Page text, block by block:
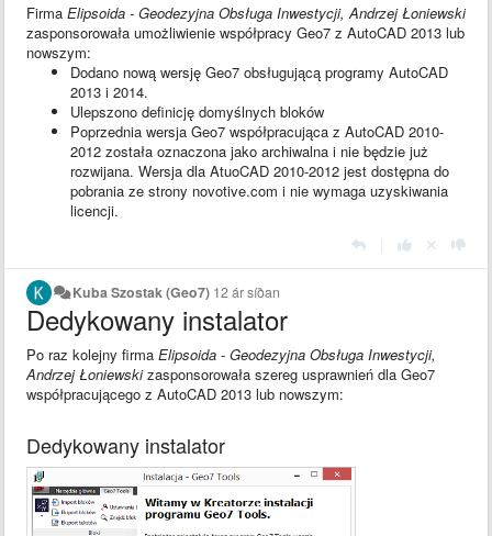
Firma Elipsoida - Geodezyjna Obsługa Inwestycji, Andrzej Łoniewski
zasponsorowała umożliwienie współpracy Geo7 z AutoCAD 2013 lub
nowszym:
Dodano nową wersję Geo7 obsługującą programy AutoCAD
2013 i 2014.
Ulepszono definicję domyślnych bloków
Poprzednia wersja Geo7 współpracująca z AutoCAD 2010-
2012 została oznaczona jako archiwalna i nie będzie już
rozwijana. Wersja dla AtuoCAD 2010-2012 jest dostępna do
pobrania ze strony novotive.com i nie wymaga uzyskiwania
licencji.
Kuba Szostak (Geo7) 12 ár síðan
Dedykowany instalator
Po raz kolejny firma Elipsoida - Geodezyjna Obsługa Inwestycji,
Andrzej Łoniewskizasponsorowała szereg usprawnień dla Geo7
współpracującego z AutoCAD 2013 lub nowszym:
Dedykowany instalator